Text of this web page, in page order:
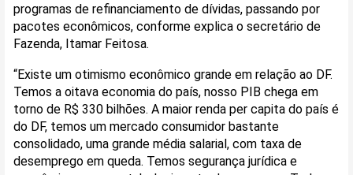
programas de refinanciamento de dívidas, passando por
pacotes econômicos, conforme explica o secretário de
Fazenda, Itamar Feitosa.
“Existe um otimismo econômico grande em relação ao DF.
Temos a oitava economia do país, nosso PIB chega em
torno de R$ 330 bilhões. A maior renda per capita do país é
do DF, temos um mercado consumidor bastante
consolidado, uma grande média salarial, com taxa de
desemprego em queda. Temos segurança jurídica e